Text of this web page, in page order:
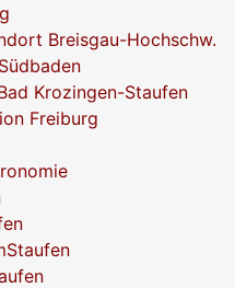
Breisgau-Hochschw.
Krozingen-Staufen
Freiburg